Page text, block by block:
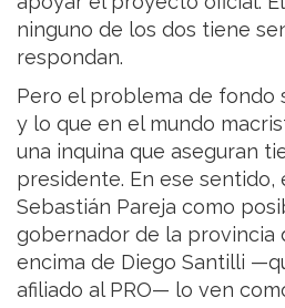
ninguno de los dos tiene
respondan.
Pero el problema de fondo
y lo que en el mundo
una inquina que aseguran
presidente. En ese sentido,
Sebastián Pareja como
gobernador de la provincia
encima de Diego Santilli
afiliado al PRO— lo ven